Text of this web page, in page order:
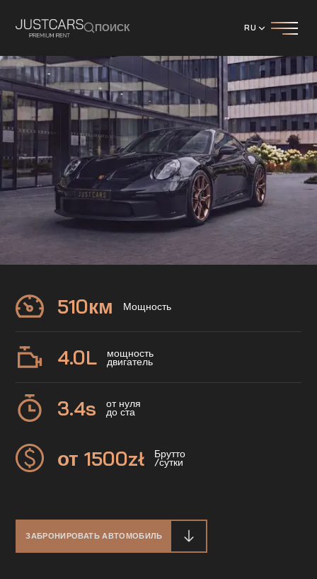
ПОИСК RU
Porsche
911 GT3
510км Мощность
4.0L мощность
двигатель
3.4s от нуля
до ста
от 1500zł Брутто
/сутки
ЗАБРОНИРОВАТЬ АВТОМОБИЛЬ